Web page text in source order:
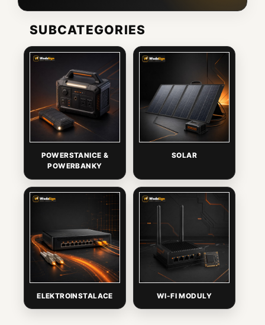
SUBCATEGORIES
POWERSTANICE &
POWERBANKY
SOLAR
ELEKTROINSTALACE WI-FI MODULY